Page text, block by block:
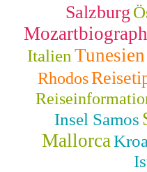
Salzburg
Italien Tunesien
Rhodos
Insel Samos
Mallorca